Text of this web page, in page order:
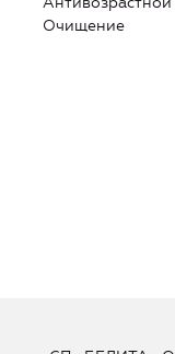
Очищение